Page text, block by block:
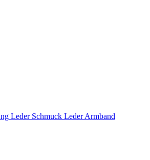
Leder Schmuck Leder Armband